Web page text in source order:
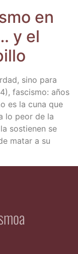
en
y el
sino para
fas­cis­mo: años
es la cuna que
lo peor de la
sos­tie­nen se
matar a su